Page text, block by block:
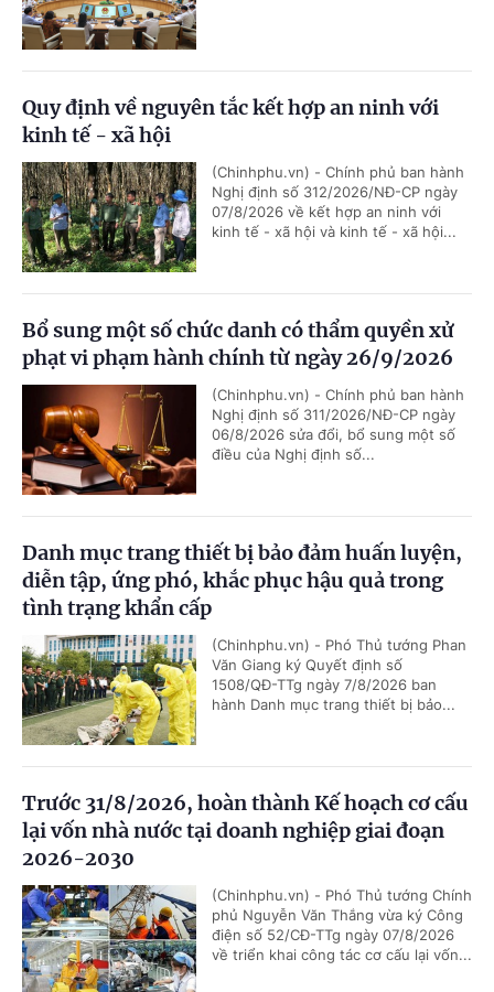
Quy định về nguyên tắc kết hợp an ninh với
kinh tế - xã hội
(Chinhphu.vn) - Chính phủ ban hành
Nghị định số 312/2026/NĐ-CP ngày
07/8/2026 về kết hợp an ninh với
kinh tế - xã hội và kinh tế - xã hội...
Bổ sung một số chức danh có thẩm quyền xử
phạt vi phạm hành chính từ ngày 26/9/2026
(Chinhphu.vn) - Chính phủ ban hành
Nghị định số 311/2026/NĐ-CP ngày
06/8/2026 sửa đổi, bổ sung một số
điều của Nghị định số...
Danh mục trang thiết bị bảo đảm huấn luyện,
diễn tập, ứng phó, khắc phục hậu quả trong
tình trạng khẩn cấp
(Chinhphu.vn) - Phó Thủ tướng Phan
Văn Giang ký Quyết định số
1508/QĐ-TTg ngày 7/8/2026 ban
hành Danh mục trang thiết bị bảo...
Trước 31/8/2026, hoàn thành Kế hoạch cơ cấu
lại vốn nhà nước tại doanh nghiệp giai đoạn
2026-2030
(Chinhphu.vn) - Phó Thủ tướng Chính
phủ Nguyễn Văn Thắng vừa ký Công
điện số 52/CĐ-TTg ngày 07/8/2026
về triển khai công tác cơ cấu lại vốn...